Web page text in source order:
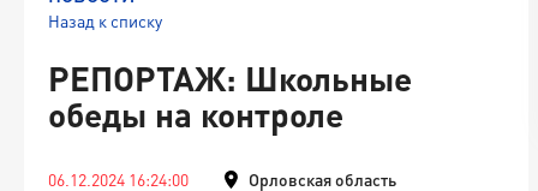
Назад к списку
РЕПОРТАЖ: Школьные
обеды на контроле
06.12.2024 16:24:00 Орловская область